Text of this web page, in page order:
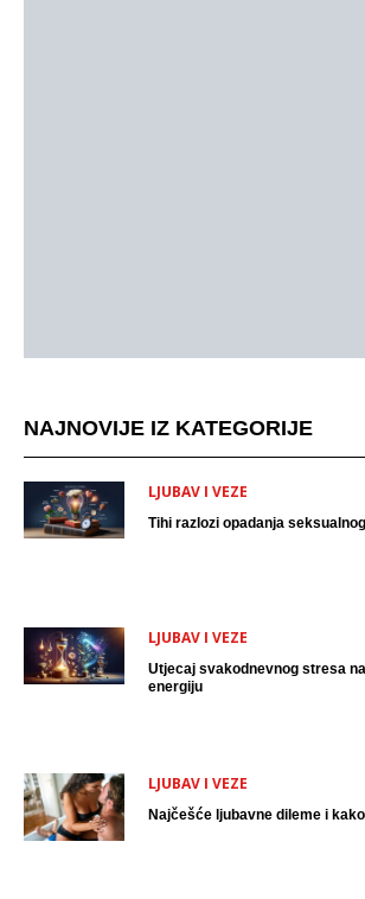
NAJNOVIJE IZ KATEGORIJE
LJUBAV I VEZE
Tihi razlozi opadanja
LJUBAV I VEZE
Utjecaj svakodnevnog stresa
energiju
LJUBAV I VEZE
Najčešće ljubavne dileme i